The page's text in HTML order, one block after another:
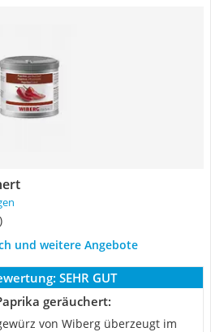
)
und weitere Angebote
SEHR GUT
geräuchert:
von Wiberg überzeugt im